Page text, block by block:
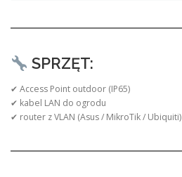
SPRZĘT:
✔ Access Point outdoor (IP65)
✔ kabel LAN do ogrodu
✔ router z VLAN (Asus / MikroTik / Ubiquiti)